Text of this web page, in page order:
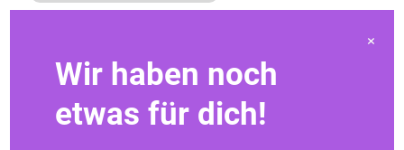
Wir haben noch
etwas für dich!
×